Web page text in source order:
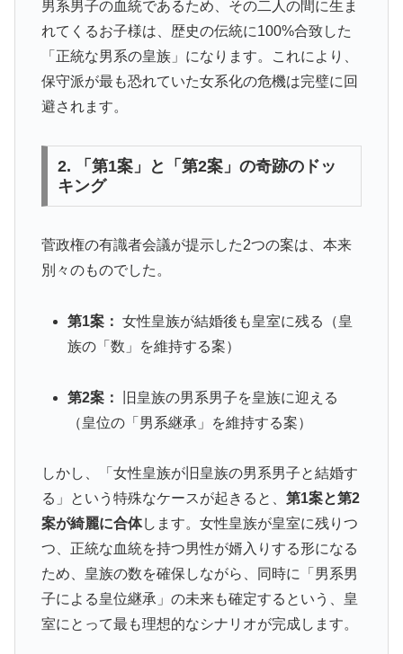
男系男子の血統であるため、その二人の間に生ま
れてくるお子様は、歴史の伝統に100%合致した
「正統な男系の皇族」になります。これにより、
保守派が最も恐れていた女系化の危機は完璧に回
避されます。
2. 「第1案」と「第2案」の奇跡のドッ
キング
菅政権の有識者会議が提示した2つの案は、本来
別々のものでした。
第1案： 女性皇族が結婚後も皇室に残る（皇
族の「数」を維持する案）
第2案：
旧皇族の男系男子を皇族に迎える
（皇位の「男系継承」を維持する案）
しかし、「女性皇族が旧皇族の男系男子と結婚す
る」という特殊なケースが起きると、 第1案と第2
案が綺麗に合体します。女性皇族が皇室に残りつ
つ、正統な血統を持つ男性が婿入りする形になる
ため、皇族の数を確保しながら、同時に「男系男
子による皇位継承」の未来も確定するという、皇
室にとって最も理想的なシナリオが完成します。